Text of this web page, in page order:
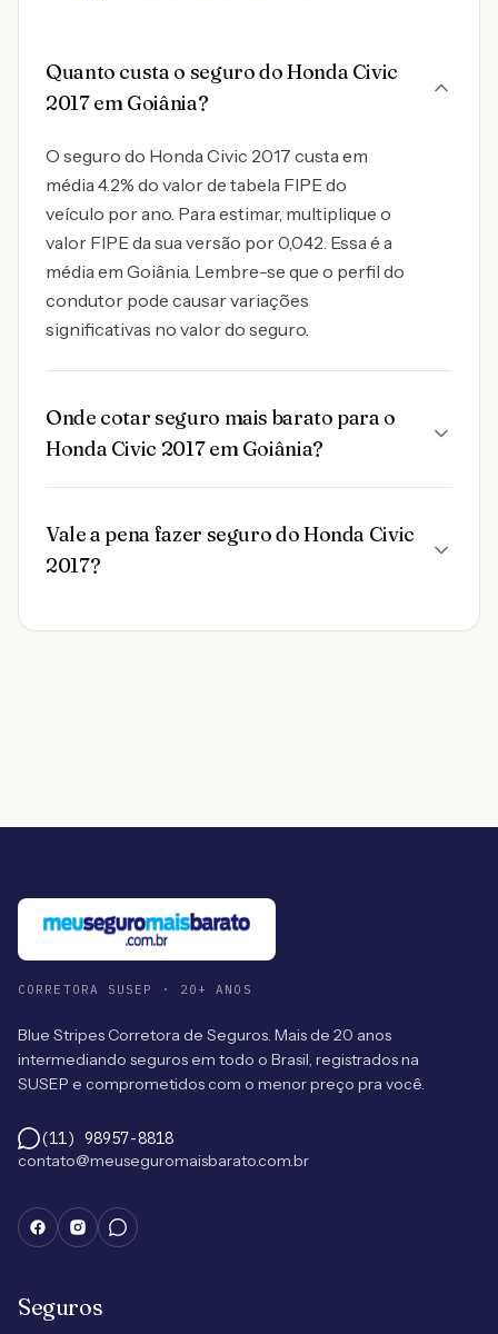
Quanto custa o seguro do Honda Civic
2017 em Goiânia?
O seguro do Honda Civic 2017 custa em
média 4.2% do valor de tabela FIPE do
veículo por ano. Para estimar, multiplique o
valor FIPE da sua versão por 0,042. Essa é a
média em Goiânia. Lembre-se que o perfil do
condutor pode causar variações
significativas no valor do seguro.
Onde cotar seguro mais barato para o
Honda Civic 2017 em Goiânia?
Vale a pena fazer seguro do Honda Civic
2017?
CORRETORA SUSEP · 20+ ANOS
Blue Stripes Corretora de Seguros. Mais de 20 anos
intermediando seguros em todo o Brasil, registrados na
SUSEP e comprometidos com o menor preço pra você.
(11) 98957-8818
contato@meuseguromaisbarato.com.br
Seguros